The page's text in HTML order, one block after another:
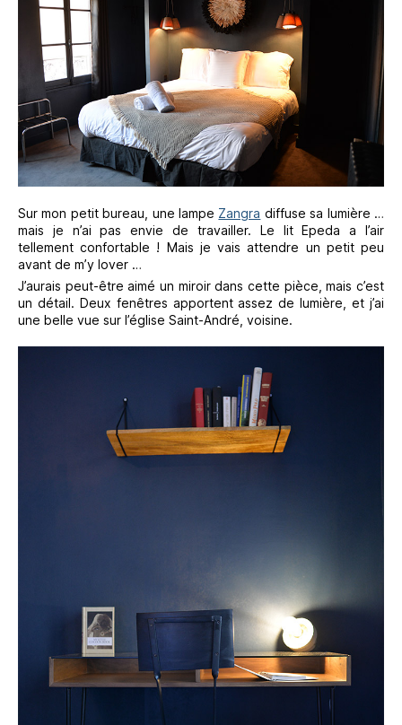
Sur mon petit bureau, une lampe Zangra diffuse sa lumière …
mais je n’ai pas envie de travailler. Le lit Epeda a l’air
tellement confortable ! Mais je vais attendre un petit peu
avant de m’y lover …
J’aurais peut-être aimé un miroir dans cette pièce, mais c’est
un détail. Deux fenêtres apportent assez de lumière, et j’ai
une belle vue sur l’église Saint-André, voisine.